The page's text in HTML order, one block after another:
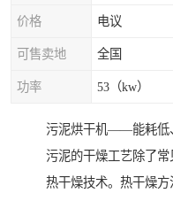
价格 电议
可售卖地 全国
功率 53（kw）
污泥烘干机——能耗低
污泥的干燥工艺除了
热干燥技术。热干燥